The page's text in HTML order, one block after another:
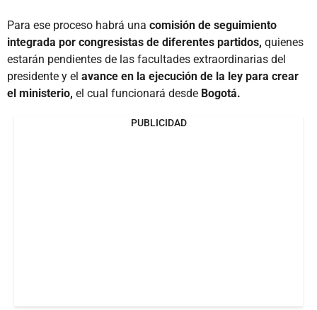
Para ese proceso habrá una comisión de seguimiento
integrada por congresistas de diferentes partidos, quienes
estarán pendientes de las facultades extraordinarias del
presidente y el avance en la ejecución de la ley para crear
el ministerio, el cual funcionará desde Bogotá.
PUBLICIDAD